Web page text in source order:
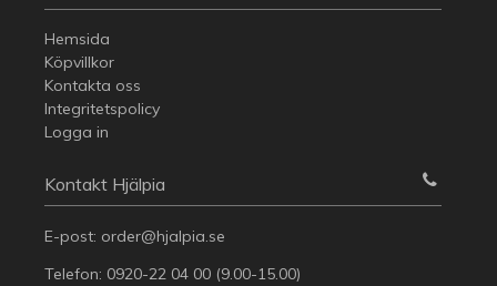
Hemsida
Köpvillkor
Kontakta oss
Integritetspolicy
Logga in
Kontakt Hjälpia
E-post: order@hjalpia.se
Telefon: 0920-22 04 00 (9.00-15.00)